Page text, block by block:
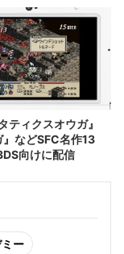
』などSFC名作13
向けに配信
ー